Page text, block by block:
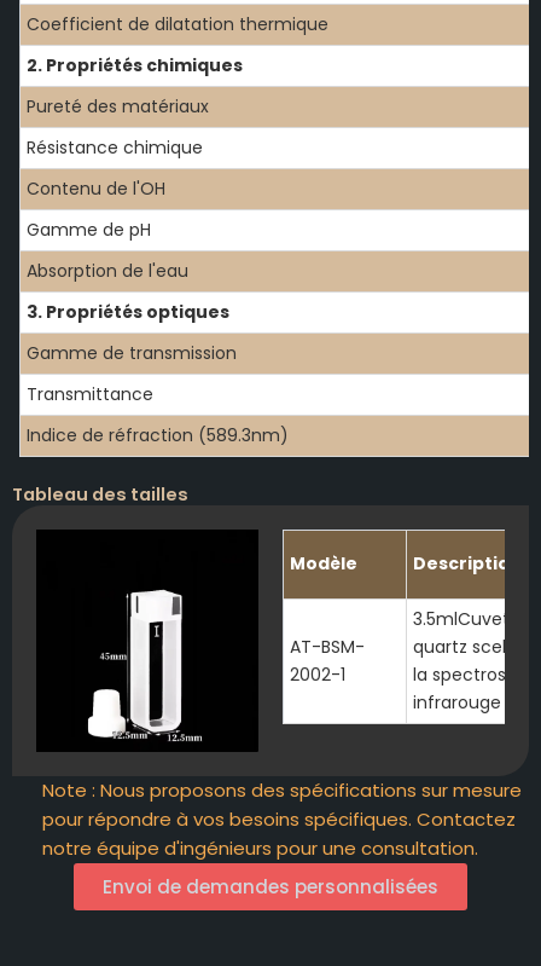
Coefficient de dilatation thermique
2. Propriétés chimiques
Pureté des matériaux
Résistance chimique
Contenu de l'OH
Gamme de pH
Absorption de l'eau
3. Propriétés optiques
Gamme de transmission
Transmittance
Indice de réfraction (589.3nm)
Tableau des tailles
Modèle Description
AT-BSM-
2002-1
3.5mlCuvette
quartz scellée
la
infrarouge
Note : Nous proposons des spécifications sur mesure
pour répondre à vos besoins spécifiques. Contactez
notre équipe d'ingénieurs pour une consultation.
Envoi de demandes personnalisées